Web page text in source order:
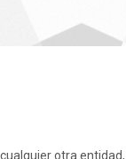
otra